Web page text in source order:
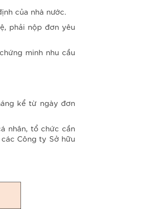
của nhà nước.
phải nộp đơn yêu
minh nhu cầu
kể từ ngày đơn
nhân, tổ chức cần
Công ty Sở hữu